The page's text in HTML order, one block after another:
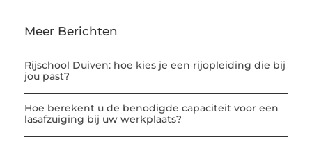
Meer Berichten
Rijschool Duiven: hoe kies je een rijopleiding die bij
jou past?
Hoe berekent u de benodigde capaciteit voor een
lasafzuiging bij uw werkplaats?